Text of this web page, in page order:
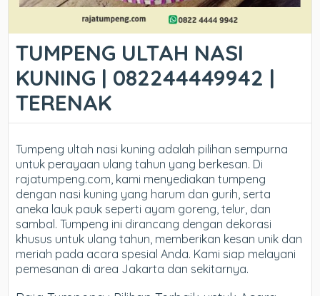
TUMPENG ULTAH NASI
KUNING | 082244449942 |
TERENAK
Tumpeng ultah nasi kuning adalah pilihan sempurna
untuk perayaan ulang tahun yang berkesan. Di
rajatumpeng.com, kami menyediakan tumpeng
dengan nasi kuning yang harum dan gurih, serta
aneka lauk pauk seperti ayam goreng, telur, dan
sambal. Tumpeng ini dirancang dengan dekorasi
khusus untuk ulang tahun, memberikan kesan unik dan
meriah pada acara spesial Anda. Kami siap melayani
pemesanan di area Jakarta dan sekitarnya.